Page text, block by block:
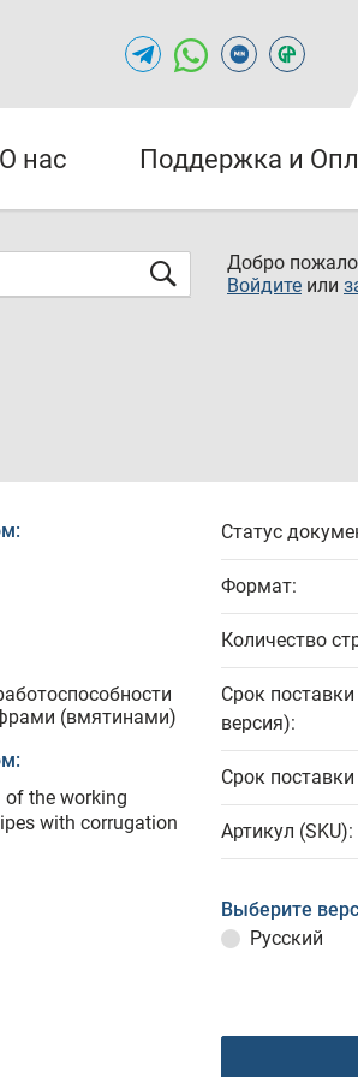
О нас Поддержка и
Добро
Войдите или
(вмятинами)
the working
with corrugation
Статус
Формат:
Количество
Срок
версия):
Срок
Артикул (SKU):
Выберите
Русский